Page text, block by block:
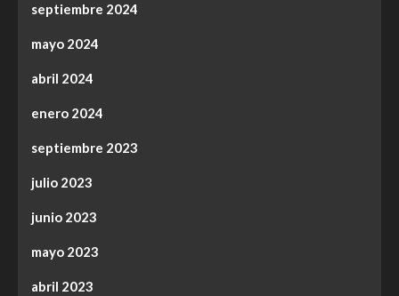
septiembre 2024
mayo 2024
abril 2024
enero 2024
septiembre 2023
julio 2023
junio 2023
mayo 2023
abril 2023